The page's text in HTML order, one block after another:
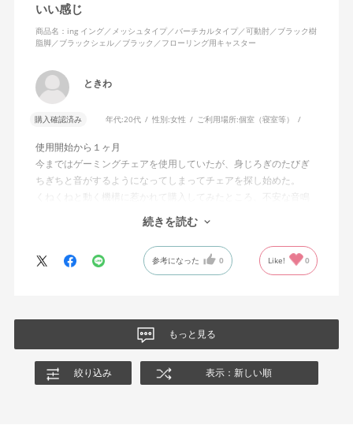
いい感じ
商品名：ing イング／メッシュタイプ／バーチカルタイプ／可動肘／ブラック樹
脂脚／ブラックシェル／ブラック／フローリング用キャスター
ときわ
購入確認済み 年代:20代 性別:女性 ご利用場所:個室（寝室等）
使用開始から１ヶ月
今まではゲーミングチェアを使用していたが、身じろぎのたびぎ
ちぎちと音がするようになってしまってチェアを探し始めた。
くねくねと動く機構に惹かれて購入してみたところ、不安な音鳴
りは無くなった！但し座る時と立つ時はカッチョンと音がする。
これは座っていない時に椅子が倒れないように立ち上がると水平
に保つ機構があるようだ。
絵を描くのと、ゲームをするためのデスクで使用しているためお
尻についてくるフレキシブルな座面が嬉しい。
続きを読む
参考になった 0 Like! 0
もっと見る
絞り込み 表示：新しい順